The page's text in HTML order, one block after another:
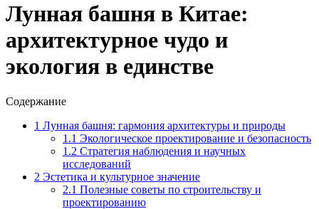
Лунная башня в Китае:
архитектурное чудо и
экология в единстве
Содержание
1 Лунная башня: гармония архитектуры и природы
1.1 Экологическое проектирование и безопасность
1.2 Стратегия наблюдения и научных
исследований
2 Эстетика и культурное значение
2.1 Полезные советы по строительству и
проектированию